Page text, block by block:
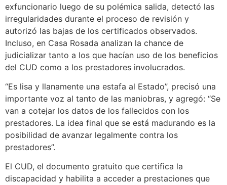
exfuncionario luego de su polémica salida, detectó las
irregularidades durante el proceso de revisión y
autorizó las bajas de los certificados observados.
Incluso, en Casa Rosada analizan la chance de
judicializar tanto a los que hacían uso de los beneficios
del CUD como a los prestadores involucrados.
“Es lisa y llanamente una estafa al Estado”, precisó una
importante voz al tanto de las maniobras, y agregó: “Se
van a cotejar los datos de los fallecidos con los
prestadores. La idea final que se está madurando es la
posibilidad de avanzar legalmente contra los
prestadores”.
El CUD, el documento gratuito que certifica la
discapacidad y habilita a acceder a prestaciones que